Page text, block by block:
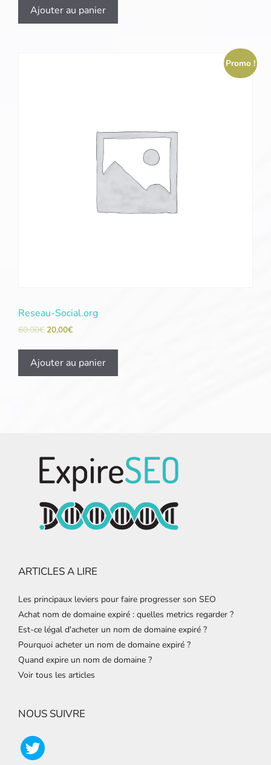
Ajouter au panier
Promo !
Reseau-Social.org
60,00€ 20,00€
Ajouter au panier
ARTICLES A LIRE
Les principaux leviers pour faire progresser son SEO
Achat nom de domaine expiré : quelles metrics regarder ?
Est-ce légal d'acheter un nom de domaine expiré ?
Pourquoi acheter un nom de domaine expiré ?
Quand expire un nom de domaine ?
Voir tous les articles
NOUS SUIVRE